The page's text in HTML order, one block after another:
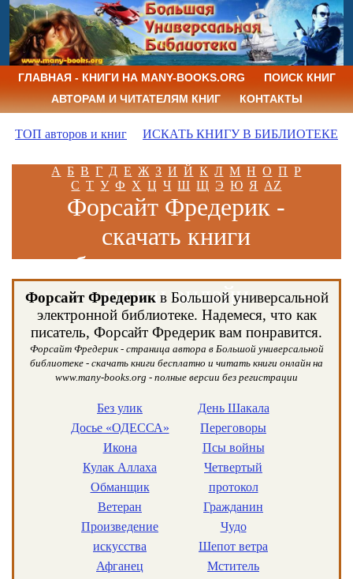
ГЛАВНАЯ - КНИГИ НА MANY-BOOKS.ORG
ПОИСК КНИГ
АВТОРАМ И ЧИТАТЕЛЯМ КНИГ
КОНТАКТЫ
ТОП авторов и книг ИСКАТЬ КНИГУ В БИБЛИОТЕКЕ
А Б В Г Д Е Ж З И Й К Л М Н О П Р
С Т У Ф Х Ц Ч Ш Щ Э Ю Я AZ
Форсайт Фредерик -
скачать книги
бесплатно и читать
книги онлайн
Форсайт Фредерикв Большой универсальной
электронной библиотеке. Надемеся, что как
писатель, Форсайт Фредерик вам понравится.
Форсайт Фредерик - страница автора в Большой универсальной
библиотеке - скачать книги бесплатно и читать книги онлайн на
www.many-books.org - полные версии без регистрации
Без улик
Досье «ОДЕССА»
Икона
Кулак Аллаха
Обманщик
Ветеран
Произведение
искусства
Афганец
День Шакала
Переговоры
Псы войны
Четвертый
протокол
Гражданин
Чудо
Шепот ветра
Мститель